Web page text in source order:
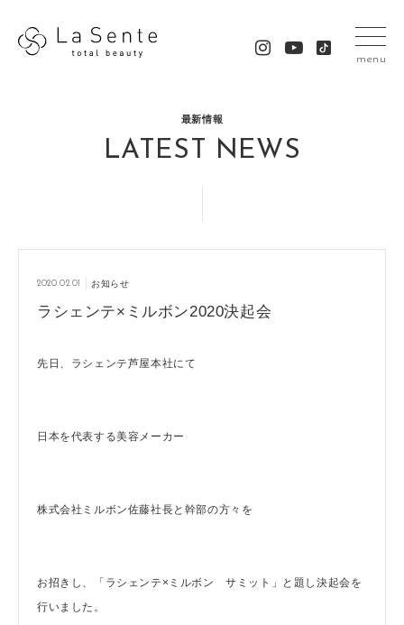
menu
最新情報
LATEST NEWS
2020.02.01 お知らせ
ラシェンテ×ミルボン2020決起会
先日、ラシェンテ芦屋本社にて
日本を代表する美容メーカー
株式会社ミルボン佐藤社長と幹部の方々を
お招きし、「ラシェンテ×ミルボン サミット」と題し決起会を
行いました。